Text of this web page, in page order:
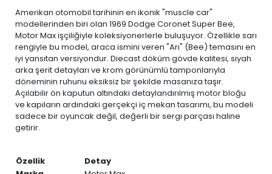
Amerikan otomobil tarihinin en ikonik "muscle car"
modellerinden biri olan 1969 Dodge Coronet Super Bee,
Motor Max işçiliğiyle koleksiyonerlerle buluşuyor. Özellikle sarı
rengiyle bu model, araca ismini veren "Arı" (Bee) temasını en
iyi yansıtan versiyondur. Diecast döküm gövde kalitesi, siyah
arka şerit detayları ve krom görünümlü tamponlarıyla
döneminin ruhunu eksiksiz bir şekilde masanıza taşır.
Açılabilir ön kaputun altındaki detaylandırılmış motor bloğu
ve kapıların ardındaki gerçekçi iç mekan tasarımı, bu modeli
sadece bir oyuncak değil, değerli bir sergi parçası haline
getirir.
Özellik
Detay